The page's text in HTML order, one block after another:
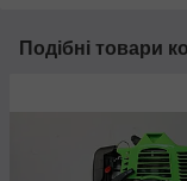
Подібні товари